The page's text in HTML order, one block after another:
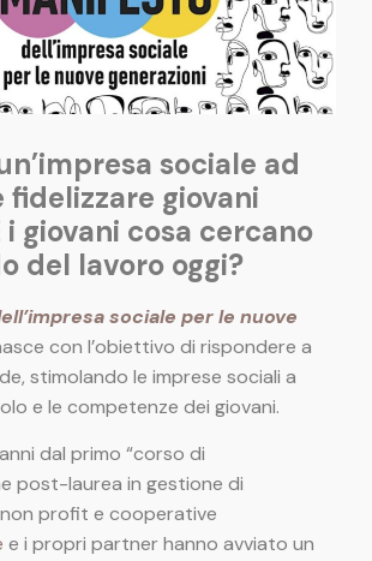
sociale ad
giovani
giovani cosa cercano
del lavoro oggi?
sociale per le nuove
con l’obiettivo di rispondere a
stimolando le imprese sociali a
e le competenze dei giovani.
dal primo “corso di
post-laurea in gestione di
profit e cooperative
e i propri partner hanno avviato un